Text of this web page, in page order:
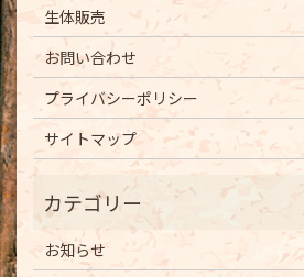
生体販売
お問い合わせ
プライバシーポリシー
サイトマップ
お知らせ